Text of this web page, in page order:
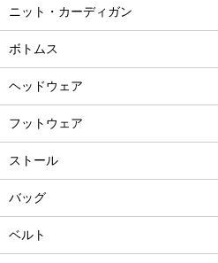
ニット・カーディガン
ボトムス
ヘッドウェア
フットウェア
ストール
バッグ
ベルト